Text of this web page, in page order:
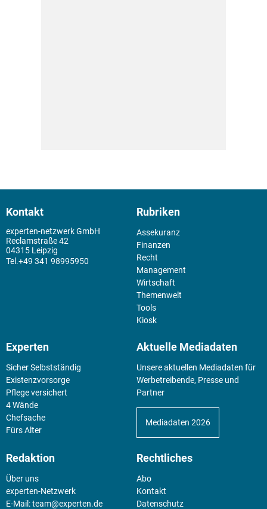
Kontakt
experten-netzwerk GmbH
Reclamstraße 42
04315 Leipzig
+49 341 98995950
Rubriken
Assekuranz
Finanzen
Recht
Management
Wirtschaft
Themenwelt
Tools
Kiosk
Experten
Sicher Selbstständig
Existenz­vorsorge
Pflege versichert
4 Wände
Chefsache
Fürs Alter
Aktuelle Mediadaten
Unsere aktuellen Mediadaten für
Werbetreibende, Presse und
Partner
Mediadaten 2026
Redaktion
Über uns
experten-Netzwerk
E-Mail:team@experten.de
Rechtliches
Abo
Kontakt
Datenschutz